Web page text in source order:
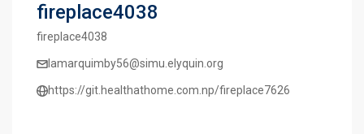
fireplace4038
fireplace4038
lamarquimby56@simu.elyquin.org
https://git.healthathome.com.np/fireplace7626